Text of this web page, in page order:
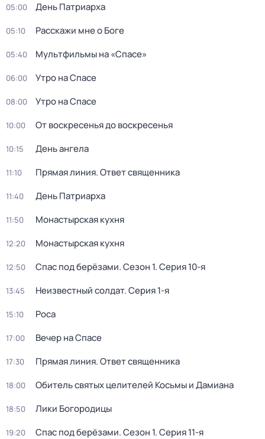
05:00 Дeнь Патриаpха
05:10 Расскажи мне о Боге
05:40 Мультфильмы на «Спасе»
06:00 Утро на Спасе
08:00 Утро на Спасе
10:00 От воскресенья до воскресенья
10:15 День ангела
11:10 Прямая линия. Ответ священника
11:40 Дeнь Патриаpха
11:50 Монастырская кухня
12:20 Монастырская кухня
12:50 Спас под берёзами. Сезон 1. Серия 10-я
13:45 Неизвестный солдат. Серия 1-я
15:10 Роса
17:00 Вечер на Спасе
17:30 Прямая линия. Ответ священника
18:00 Обитель святых целителей Косьмы и Дамиана
18:50 Лики Богородицы
19:20 Спас под берёзами. Сезон 1. Серия 11-я